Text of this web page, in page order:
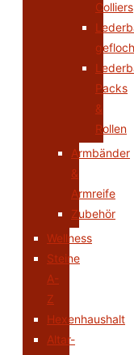
Colliers
Packs
&
Rollen
Armbänder
&
Armreife
Zubehör
Wellness
Steine
A-
Z
Hexenhaushalt
Altar-